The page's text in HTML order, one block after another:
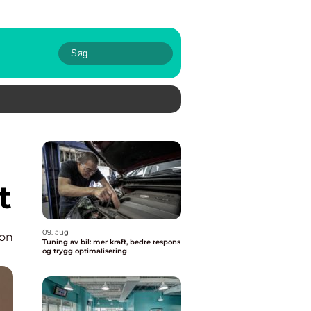
09. aug
Tuning av bil: mer kraft, bedre respons
og trygg optimalisering